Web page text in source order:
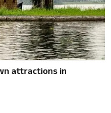
attractions in